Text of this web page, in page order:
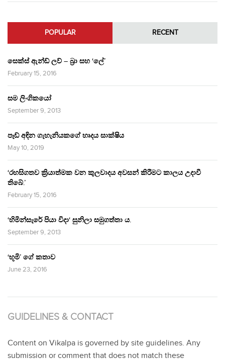
POPULAR RECENT
සෙක්ස් ඇන්ඩ් ලව් – බ්‍රා සහ ‘ලේ’
February 15, 2016
සම ලිංගිකයෝ
September 9, 2013
පෑඩ් අඳින ගැහැනියකගේ හෘදය සාක්ෂිය
May 10, 2019
‘රහසිගතව ක්‍රියාත්මක වන කුලවාදය අවසන් කිරීමට කාලය උදාවී
තිබේ.’
February 15, 2016
‘හිමින්සැරේ පියා විදා‘ සුනිලා සමුගත්තා ය.
September 9, 2013
‘භූමි’ ගේ කතාව
June 23, 2016
GUIDELINES & CONTACT
Content on Vikalpa is governed by site guidelines. Any
submission or comment that does not match these